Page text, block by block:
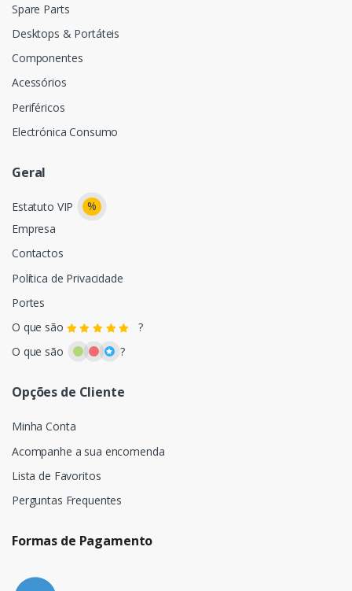
Spare Parts
Desktops & Portáteis
Componentes
Acessórios
Periféricos
Electrónica Consumo
Geral
Estatuto VIP
%
Empresa
Contactos
Política de Privacidade
Portes
O que são
?
O que são
?
Opções de Cliente
Minha Conta
Acompanhe a sua encomenda
Lista de Favoritos
Perguntas Frequentes
Formas de Pagamento